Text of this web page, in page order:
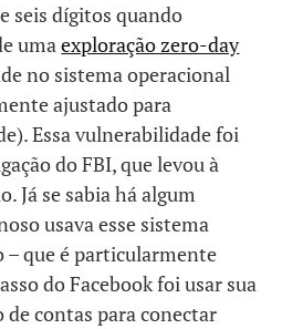
seis dígitos quando
umaexploração zero-day
no sistema operacional
ajustado para
Essa vulnerabilidade foi
do FBI, que levou à
Já se sabia há algum
usava esse sistema
– que é particularmente
do Facebook foi usar sua
contas para conectar